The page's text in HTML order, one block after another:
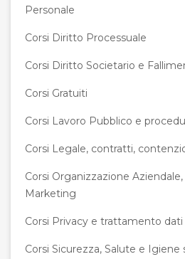
Personale
Corsi Diritto Processuale
Corsi Diritto Societario e
Corsi Gratuiti
Corsi Lavoro Pubblico e
Corsi Legale, contratti,
Corsi Organizzazione
Marketing
Corsi Privacy e trattamento dati
Corsi Sicurezza, Salute e Igiene